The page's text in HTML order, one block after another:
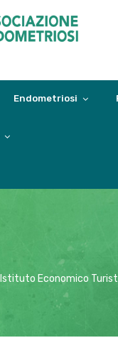
Endometriosi
Istituto Economico